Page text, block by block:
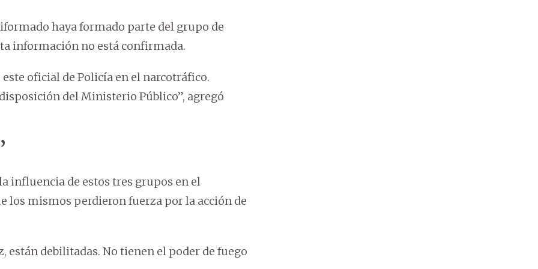
haya formado parte del grupo de
información no está confirmada.
oficial de Policía en el narcotráfico.
del Ministerio Público”, agregó
influencia de estos tres grupos en el
los mismos perdieron fuerza por la acción de
están debilitadas. No tienen el poder de fuego